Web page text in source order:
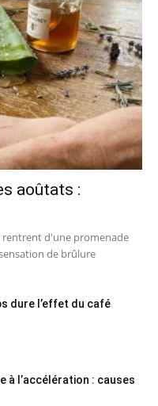
aoûtats :
rentrent d'une promenade
de brûlure
dure l’effet du café
à l’accélération : causes